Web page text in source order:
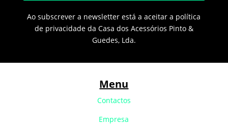
Ao subscrever a newsletter está a aceitar a política
de privacidade da Casa dos Acessórios Pinto &
Guedes, Lda.
Menu
Contactos
Empresa